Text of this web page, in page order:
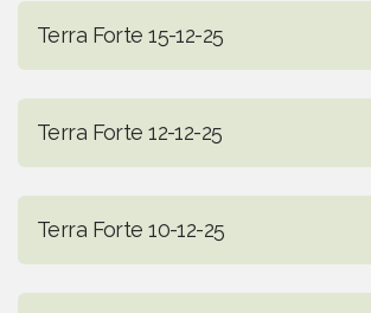
Terra Forte 15-12-25
Terra Forte 12-12-25
Terra Forte 10-12-25